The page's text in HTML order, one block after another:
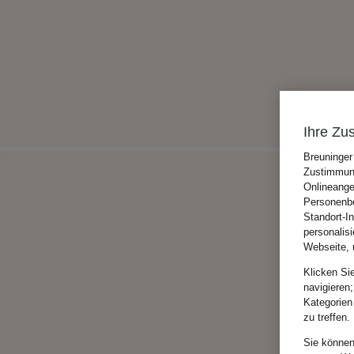
Ihre
Standort-
Webseite,
Klicken
zu treffen.
Sie